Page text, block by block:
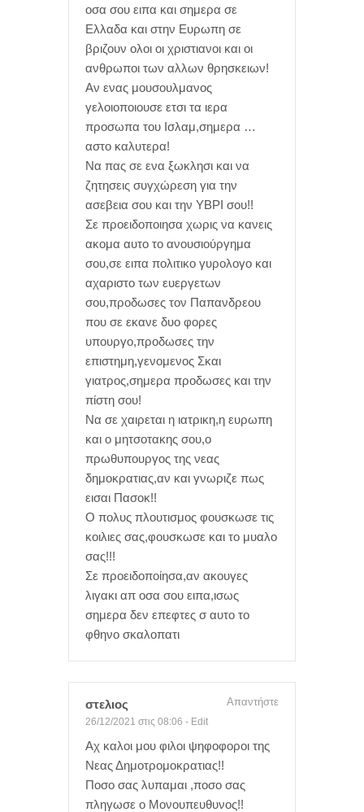
οσα σου ειπα και σημερα σε
Ελλαδα και στην Ευρωπη σε
βριζουν ολοι οι χριστιανοι και οι
ανθρωποι των αλλων θρησκειων!
Αν ενας μουσουλμανος
γελοιοποιουσε ετσι τα ιερα
προσωπα του Ισλαμ,σημερα …
αστο καλυτερα!
Να πας σε ενα ξωκλησι και να
ζητησεις συγχώρεση για την
ασεβεια σου και την ΥΒΡΙ σου!!
Σε προειδοποιησα χωρις να κανεις
ακομα αυτο το ανουσιούργημα
σου,σε ειπα πολιτικο γυρολογο και
αχαριστο των ευεργετων
σου,προδωσες τον Παπανδρεου
που σε εκανε δυο φορες
υπουργο,προδωσες την
επιστημη,γενομενος Σκαι
γιατρος,σημερα προδωσες και την
πίστη σου!
Να σε χαιρεται η ιατρικη,η ευρωπη
και ο μητσοτακης σου,ο
πρωθυπουργος της νεας
δημοκρατιας,αν και γνωριζε πως
εισαι Πασοκ!!
Ο πολυς πλουτισμος φουσκωσε τις
κοιλιες σας,φουσκωσε και το μυαλο
σας!!!
Σε προειδοποίησα,αν ακουγες
λιγακι απ οσα σου ειπα,ισως
σημερα δεν επεφτες σ αυτο το
φθηνο σκαλοπατι
στελιος
26/12/2021 στις 08:06 - Edit
Απαντήστε
Αχ καλοι μου φιλοι ψηφοφοροι της
Νεας Δημοτρομοκρατιας!!
Ποσο σας λυπαμαι ,ποσο σας
πληγωσε ο Μονουπευθυνος!!